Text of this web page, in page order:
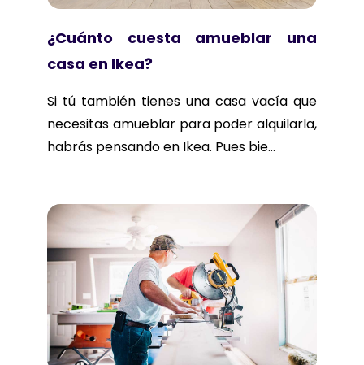
¿Cuánto cuesta amueblar una
casa en Ikea?
Si tú también tienes una casa vacía que
necesitas amueblar para poder alquilarla,
habrás pensando en Ikea. Pues bie...